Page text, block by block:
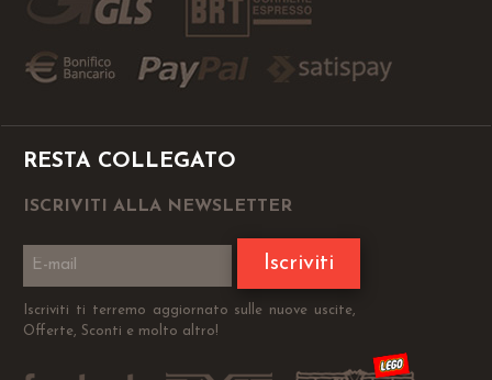
RESTA COLLEGATO
ISCRIVITI ALLA NEWSLETTER
Iscriviti
Iscriviti ti terremo aggiornato sulle nuove uscite,
Offerte, Sconti e molto altro!